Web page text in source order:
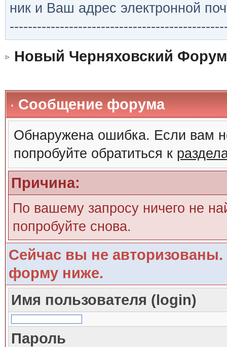
ник и Ваш адрес электронной
Новый Черняховский Форум
Сообщение форума
Обнаружена ошибка. Если вам
попробуйте обратиться к
Причина:
По вашему запросу ничего не
попробуйте снова.
Сейчас вы не авторизованы.
форму ниже.
Имя пользователя (login)
Пароль